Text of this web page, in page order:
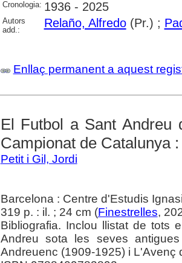
Cronologia: 1936 - 2025
Autors
add.:
Relaño, Alfredo(Pr.) ;
Enllaç permanent a aquest
El Futbol a Sant
Campionat de Catalunya
Petit i Gil, Jordi
Barcelona : Centre d'Estudis
319 p. : il. ; 24 cm (Finestrelles,
Bibliografia. Inclou llistat de tots
Andreu sota les seves
Andreuenc (1909-1925) i L'Avenç